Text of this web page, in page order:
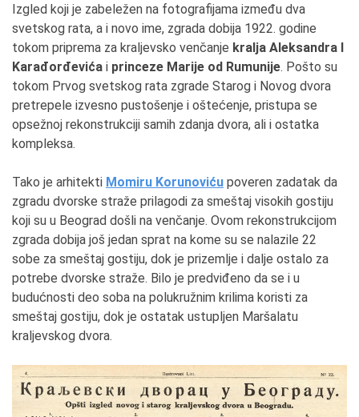
Izgled koji je zabeležen na fotografijama između dva
svetskog rata, a i novo ime, zgrada dobija 1922. godine
tokom priprema za kraljevsko venčanje kralja Aleksandra I
Karađorđevića i princeze Marije od Rumunije. Pošto su
tokom Prvog svetskog rata zgrade Starog i Novog dvora
pretrepele izvesno pustošenje i oštećenje, pristupa se
opsežnoj rekonstrukciji samih zdanja dvora, ali i ostatka
kompleksa.
Tako je arhitekti Momiru Korunoviću poveren zadatak da
zgradu dvorske straže prilagodi za smeštaj visokih gostiju
koji su u Beograd došli na venčanje. Ovom rekonstrukcijom
zgrada dobija još jedan sprat na kome su se nalazile 22
sobe za smeštaj gostiju, dok je prizemlje i dalje ostalo za
potrebe dvorske straže. Bilo je predviđeno da se i u
budućnosti deo soba na polukružnim krilima koristi za
smeštaj gostiju, dok je ostatak ustupljen Maršalatu
kraljevskog dvora.